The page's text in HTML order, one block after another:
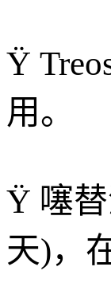
Ÿ
用。
Ÿ 噻
天)，